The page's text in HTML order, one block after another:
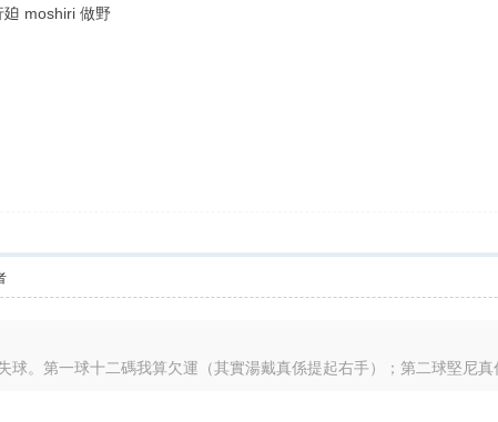
moshiri 做野
球。第一球十二碼我算欠運（其實湯戴真係提起右手）；第二球堅尼真